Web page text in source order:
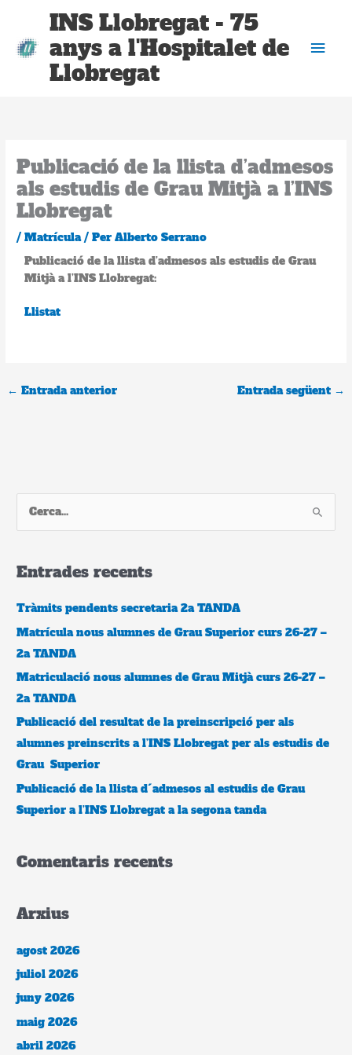
contingut
INS Llobregat - 75
anys a l'Hospitalet de
Llobregat
Publicació de la llista d’admesos
als estudis de Grau Mitjà a l’INS
Llobregat
/Matrícula/ Per Alberto Serrano
Publicació de la llista d’admesos als estudis de Grau
Mitjà a l’INS Llobregat:
Llistat
← Entrada anterior Entrada següent →
e
c
Entrades recents
Tràmits pendents secretaria 2a TANDA
Matrícula nous alumnes de Grau Superior curs 26-27 –
2a TANDA
Matriculació nous alumnes de Grau Mitjà curs 26-27 –
2a TANDA
Publicació del resultat de la preinscripció per als
alumnes preinscrits a l’INS Llobregat per als estudis de
Grau Superior
Publicació de la llista d´admesos al estudis de Grau
Superior a l’INS Llobregat a la segona tanda
Comentaris recents
Arxius
agost 2026
juliol 2026
juny 2026
maig 2026
abril 2026